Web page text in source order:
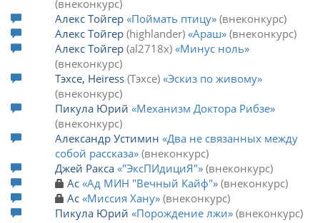
внеконкурс
Алекс Тойгер Поймать птицу
внеконкурс
Алекс Тойгер highlander Араш
внеконкурс
Алекс Тойгер al2718x
Минус ноль
внеконкурс
Тэхсе, Heiress Тэхсе
Эскиз по живому
внеконкурс
Пикула Юрий
Механизм Доктора Рибзе
внеконкурс
Александр Устимин Два не связанных между
собой рассказа
внеконкурс
Джей Ракса "ЭксПИдициЯ"
внеконкурс
Ас Ад МИН "Вечный Кайф"
внеконкурс
Ас Миссия Хану
внеконкурс
Пикула Юрий
Порождение лжи
внеконкурс